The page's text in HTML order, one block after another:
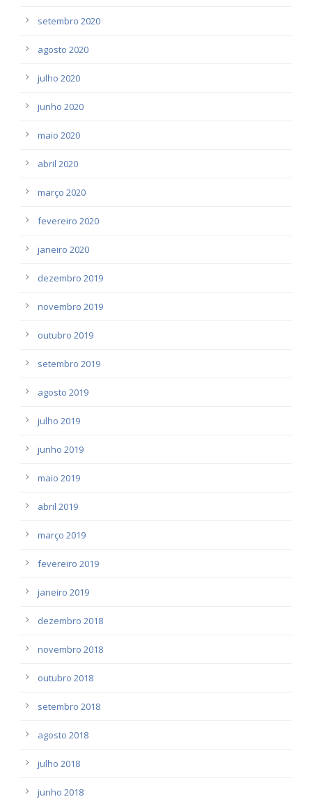
setembro 2020
agosto 2020
julho 2020
junho 2020
maio 2020
abril 2020
março 2020
fevereiro 2020
janeiro 2020
dezembro 2019
novembro 2019
outubro 2019
setembro 2019
agosto 2019
julho 2019
junho 2019
maio 2019
abril 2019
março 2019
fevereiro 2019
janeiro 2019
dezembro 2018
novembro 2018
outubro 2018
setembro 2018
agosto 2018
julho 2018
junho 2018